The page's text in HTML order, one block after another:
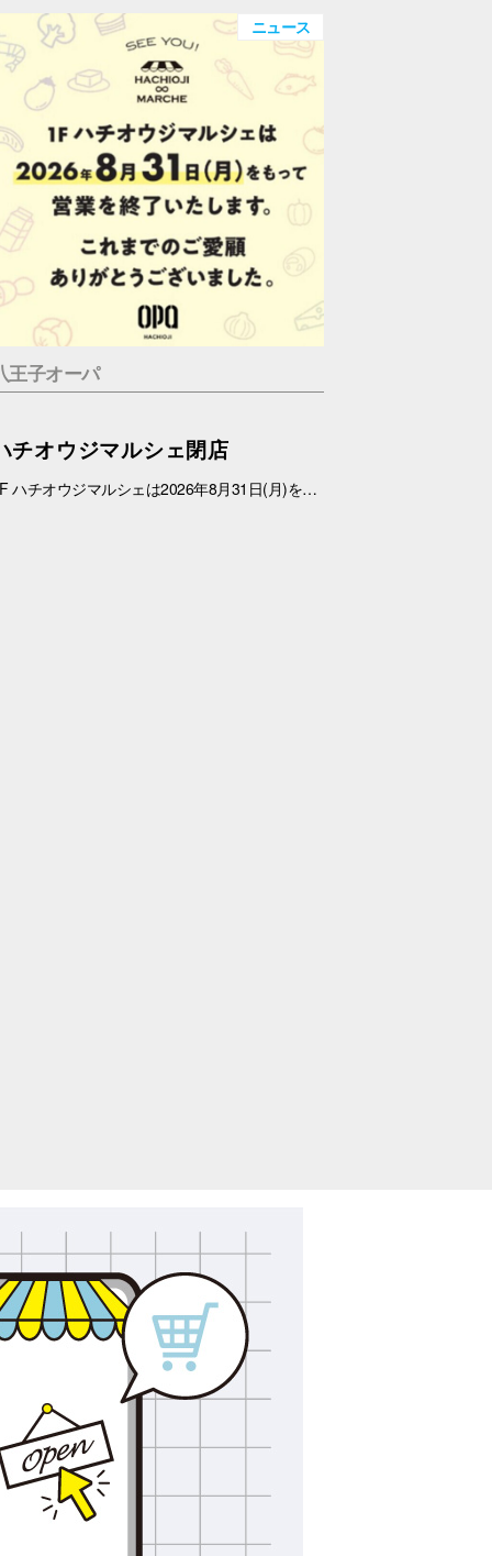
ニュース
王子オーパ
チオウジマルシェ閉店
1F ハチオウジマルシェは2026年8月31日(月)をもちまして、営業を終了させていただきます。 これまでのご愛顧ありがとうございました。 また、1Fフロアにつきましては、今冬にリニューアルを予定しております。